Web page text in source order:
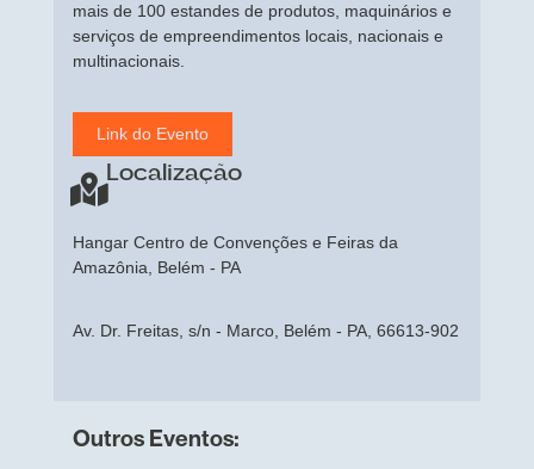
mais de 100 estandes de produtos, maquinários e
serviços de empreendimentos locais, nacionais e
multinacionais.
Link do Evento
Localização
Hangar Centro de Convenções e Feiras da
Amazônia, Belém - PA
Av. Dr. Freitas, s/n - Marco, Belém - PA, 66613-902
Outros Eventos: